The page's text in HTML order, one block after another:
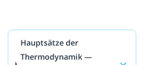
Hauptsätze der
Thermodynamik —